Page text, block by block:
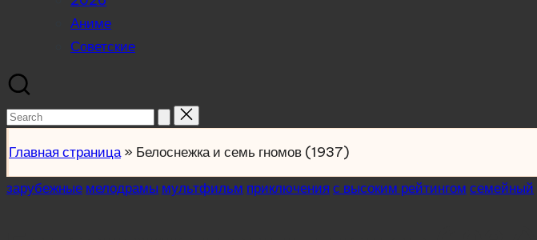
Аниме
Советские
Search
Главная страница» Белоснежка и семь гномов (1937)
Posted
зарубежные мелодрамы мультфильм приключения с высоким рейтингом семейный